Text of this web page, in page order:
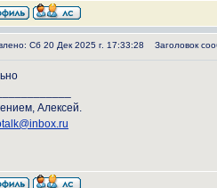
Сб 20 Дек 2025 г. 17:33:28 Заголовок
Алексей.